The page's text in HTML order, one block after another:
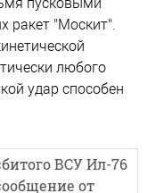
ракет "Москит".
любого
удар способен
ВСУ Ил-76
от